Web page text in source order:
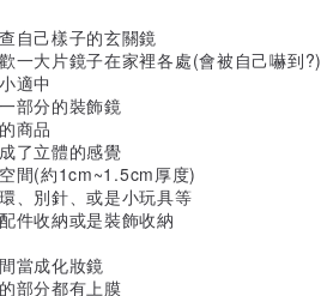
自己樣子的玄關鏡
一大片鏡子在家裡各處(會被自己嚇到?)
適中
部分的裝飾鏡
商品
了立體的感覺
間(約1cm~1.5cm厚度)
、別針、或是小玩具等
件收納或是裝飾收納
當成化妝鏡
部分都有上膜